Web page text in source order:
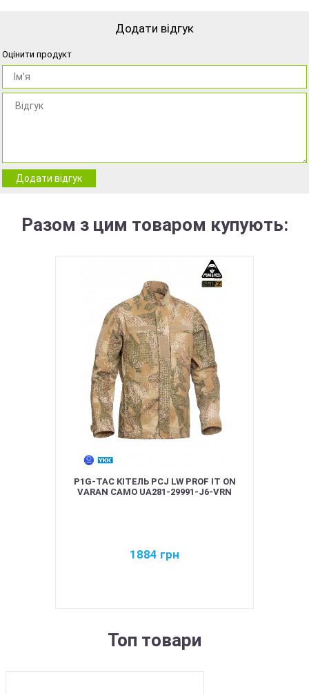
Додати відгук
Оцінити продукт
Додати відгук
Разом з цим товаром купують:
P1G-TAC КІТЕЛЬ PCJ LW PROF IT ON
VARAN CAMO UA281-29991-J6-VRN
1884 грн
Топ товари